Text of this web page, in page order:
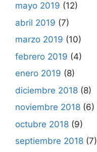
mayo 2019 (12)
abril 2019 (7)
marzo 2019 (10)
febrero 2019 (4)
enero 2019 (8)
diciembre 2018 (8)
noviembre 2018 (6)
octubre 2018 (9)
septiembre 2018 (7)